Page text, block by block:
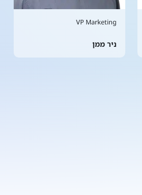
VP Marketing
ניר ממן